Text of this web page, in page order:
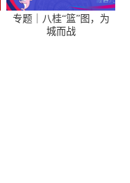
专题｜八桂“篮”图，为
城而战